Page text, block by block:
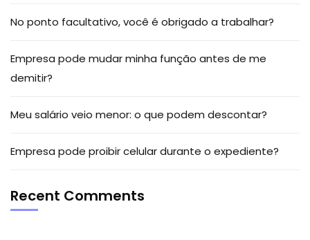
No ponto facultativo, você é obrigado a trabalhar?
Empresa pode mudar minha função antes de me
demitir?
Meu salário veio menor: o que podem descontar?
Empresa pode proibir celular durante o expediente?
Recent Comments